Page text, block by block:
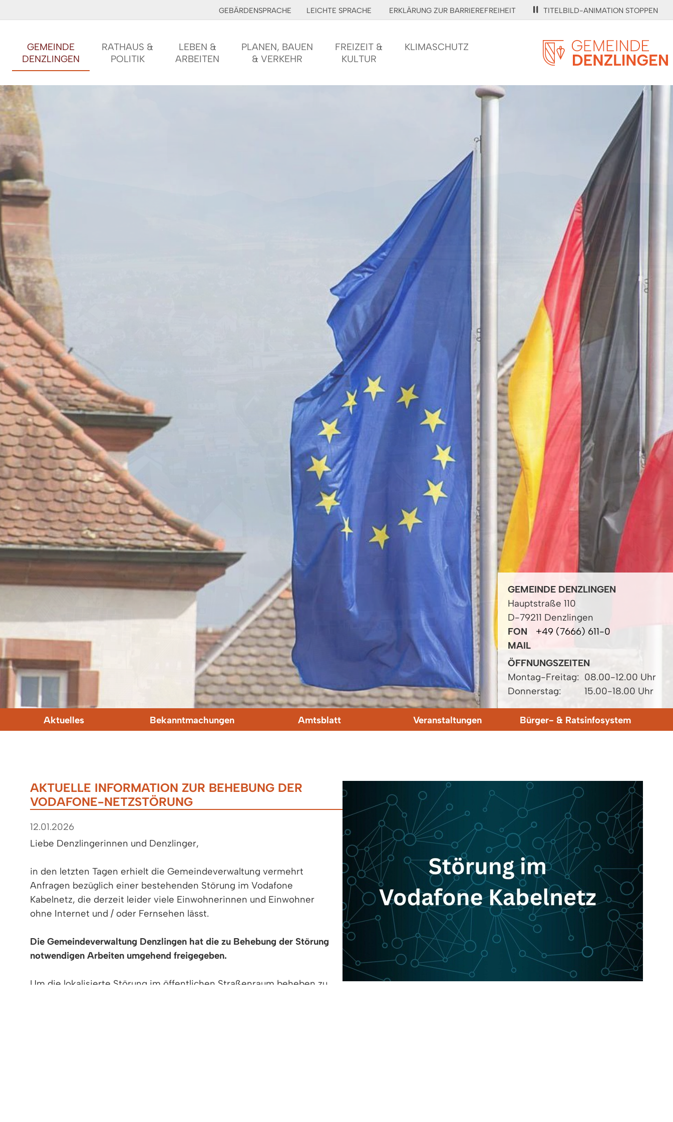
GEBÄRDENSPRACHE LEICHTE SPRACHE ERKLÄRUNG ZUR BARRIEREFREIHEIT TITELBILD-ANIMATION STOPPEN
GEMEINDE
DENZLINGEN
RATHAUS &
POLITIK
LEBEN &
ARBEITEN
PLANEN, BAUEN
& VERKEHR
FREIZEIT &
KULTUR
KLIMASCHUTZ
GEMEINDE DENZLINGEN
Hauptstraße 110
D-79211 Denzlingen
FON
+49 (7666) 611-0
MAIL
ÖFFNUNGSZEITEN
Montag-Freitag: 08.00-12.00 Uhr
Donnerstag:
15.00-18.00 Uhr
Aktuelles Bekanntmachungen Amtsblatt Veranstaltungen Bürger- & Ratsinfosystem
AKTUELLE INFORMATION ZUR BEHEBUNG DER
VODAFONE-NETZSTÖRUNG
12.01.2026
Liebe Denzlingerinnen und Denzlinger,
in den letzten Tagen erhielt die Gemeindeverwaltung vermehrt
Anfragen bezüglich einer bestehenden Störung im Vodafone
Kabelnetz, die derzeit leider viele Einwohnerinnen und Einwohner
ohne Internet und / oder Fernsehen lässt.
Die Gemeindeverwaltung Denzlingen hat die zu Behebung der Störung
notwendigen Arbeiten umgehend freigegeben.
Um die lokalisierte Störung im öffentlichen Straßenraum beheben zu